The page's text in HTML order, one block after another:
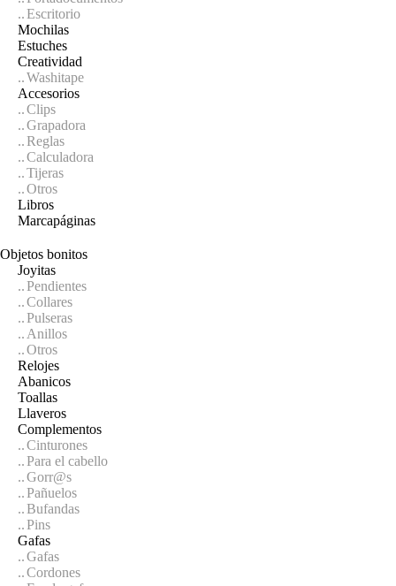
Escritorio
Mochilas
Estuches
Creatividad
Washitape
Accesorios
Clips
Grapadora
Reglas
Calculadora
Tijeras
Otros
Libros
Marcapáginas
Objetos bonitos
Joyitas
Pendientes
Collares
Pulseras
Anillos
Otros
Relojes
Abanicos
Toallas
Llaveros
Complementos
Cinturones
Para el cabello
Gorr@s
Pañuelos
Bufandas
Pins
Gafas
Gafas
Cordones